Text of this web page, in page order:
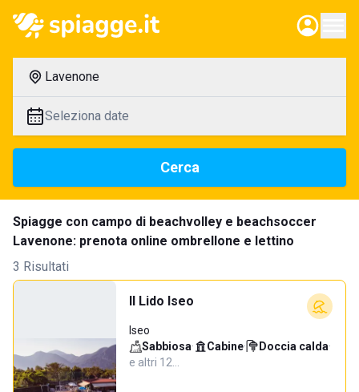
Lavenone
Seleziona date
Cerca
Spiagge con campo di beachvolley e beachsoccer
Lavenone: prenota online ombrellone e lettino
3 Risultati
Il Lido Iseo
Iseo
Sabbiosa· Cabine· Doccia calda·
e altri 12…